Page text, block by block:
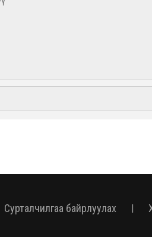
Сурталчилгаа байрлуулах |